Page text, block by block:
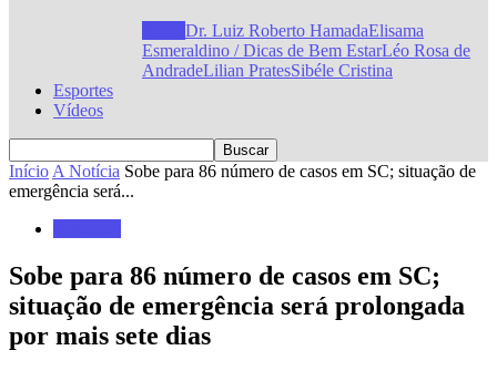
Dr. Luiz Roberto HamadaElisama
Esmeraldino / Dicas de Bem EstarLéo Rosa de
AndradeLilian PratesSibéle Cristina
Esportes
Vídeos
Início A Notícia Sobe para 86 número de casos em SC; situação de
emergência será...
Sobe para 86 número de casos em SC;
situação de emergência será prolongada
por mais sete dias